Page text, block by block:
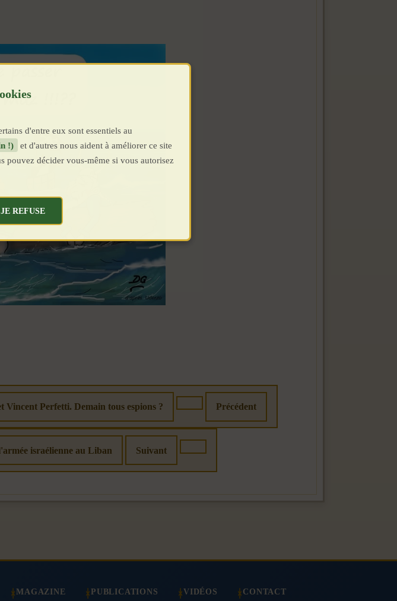
Perfetti. Demain tous espions ? Précédent
israélienne au Liban Suivant
MAGAZINE PUBLICATIONS VIDÉOS CONTACT
d'entre eux sont essentiels au
!)
et d'autres nous aident à améliorer ce site
pouvez décider vous-même si vous autorisez
JE REFUSE